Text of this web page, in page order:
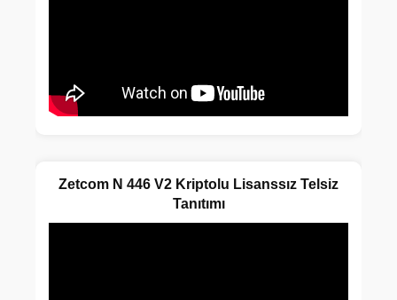
Zetcom N 446 V2 Kriptolu Lisanssız Telsiz
Tanıtımı